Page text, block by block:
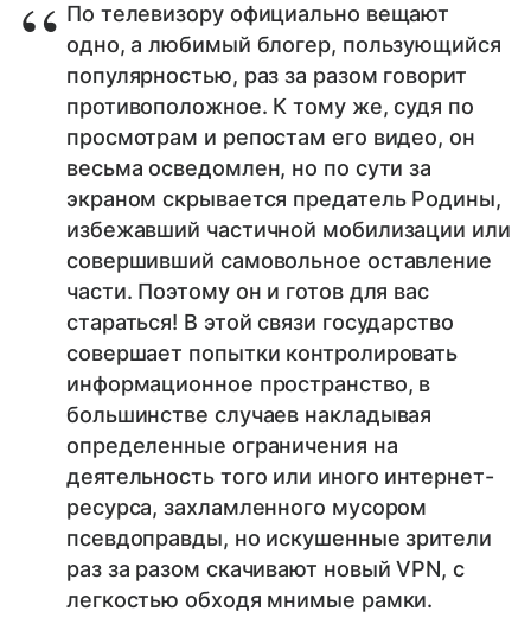
По телевизору официально вещают
одно, а любимый блогер, пользующийся
популярностью, раз за разом говорит
противоположное. К тому же, судя по
просмотрам и репостам его видео, он
весьма осведомлен, но по сути за
экраном скрывается предатель Родины,
избежавший частичной мобилизации или
совершивший самовольное оставление
части. Поэтому он и готов для вас
стараться! В этой связи государство
совершает попытки контролировать
информационное пространство, в
большинстве случаев накладывая
определенные ограничения на
деятельность того или иного интернет-
ресурса, захламленного мусором
псевдоправды, но искушенные зрители
раз за разом скачивают новый VPN, с
легкостью обходя мнимые рамки.